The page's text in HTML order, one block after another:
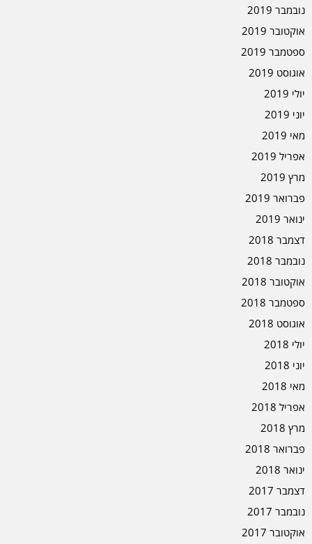
נובמבר 2019
אוקטובר 2019
ספטמבר 2019
אוגוסט 2019
יולי 2019
יוני 2019
מאי 2019
אפריל 2019
מרץ 2019
פברואר 2019
ינואר 2019
דצמבר 2018
נובמבר 2018
אוקטובר 2018
ספטמבר 2018
אוגוסט 2018
יולי 2018
יוני 2018
מאי 2018
אפריל 2018
מרץ 2018
פברואר 2018
ינואר 2018
דצמבר 2017
נובמבר 2017
אוקטובר 2017